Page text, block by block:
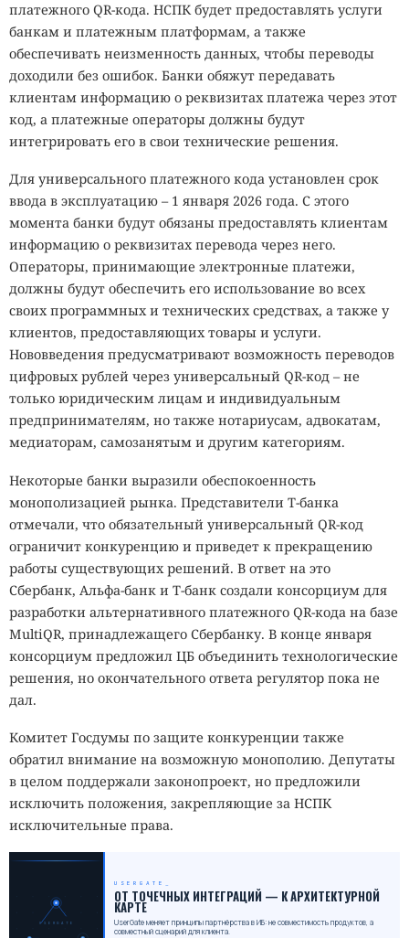
платежного QR-кода. НСПК будет предоставлять услуги
банкам и платежным платформам, а также
обеспечивать неизменность данных, чтобы переводы
доходили без ошибок. Банки обяжут передавать
клиентам информацию о реквизитах платежа через этот
код, а платежные операторы должны будут
интегрировать его в свои технические решения.
Для универсального платежного кода установлен срок
ввода в эксплуатацию – 1 января 2026 года. С этого
момента банки будут обязаны предоставлять клиентам
информацию о реквизитах перевода через него.
Операторы, принимающие электронные платежи,
должны будут обеспечить его использование во всех
своих программных и технических средствах, а также у
клиентов, предоставляющих товары и услуги.
Нововведения предусматривают возможность переводов
цифровых рублей через универсальный QR-код – не
только юридическим лицам и индивидуальным
предпринимателям, но также нотариусам, адвокатам,
медиаторам, самозанятым и другим категориям.
Некоторые банки выразили обеспокоенность
монополизацией рынка. Представители Т-банка
отмечали, что обязательный универсальный QR-код
ограничит конкуренцию и приведет к прекращению
работы существующих решений. В ответ на это
Сбербанк, Альфа-банк и Т-банк создали консорциум для
разработки альтернативного платежного QR-кода на базе
MultiQR, принадлежащего Сбербанку. В конце января
консорциум предложил ЦБ объединить технологические
решения, но окончательного ответа регулятор пока не
дал.
Комитет Госдумы по защите конкуренции также
обратил внимание на возможную монополию. Депутаты
в целом поддержали законопроект, но предложили
исключить положения, закрепляющие за НСПК
исключительные права.
USERGATE
USERGATE
ОТ ТОЧЕЧНЫХ ИНТЕГРАЦИЙ — К АРХИТЕКТУРНОЙ
КАРТЕ
UserGate меняет принципы партнёрства в ИБ: не совместимость продуктов, а
совместный сценарий для клиента.